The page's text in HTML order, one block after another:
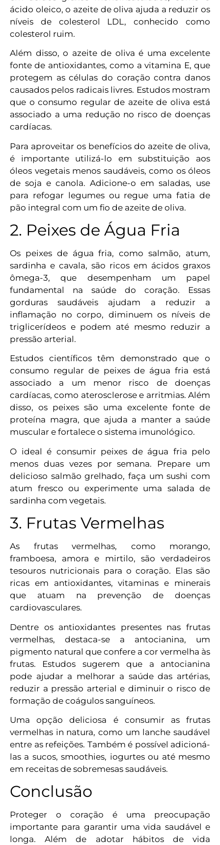
ácido oleico, o azeite de oliva ajuda a reduzir os
níveis de colesterol LDL, conhecido como
colesterol ruim.
Além disso, o azeite de oliva é uma excelente
fonte de antioxidantes, como a vitamina E, que
protegem as células do coração contra danos
causados pelos radicais livres. Estudos mostram
que o consumo regular de azeite de oliva está
associado a uma redução no risco de doenças
cardíacas.
Para aproveitar os benefícios do azeite de oliva,
é importante utilizá-lo em substituição aos
óleos vegetais menos saudáveis, como os óleos
de soja e canola. Adicione-o em saladas, use
para refogar legumes ou regue uma fatia de
pão integral com um fio de azeite de oliva.
2. Peixes de Água Fria
Os peixes de água fria, como salmão, atum,
sardinha e cavala, são ricos em ácidos graxos
ômega-3, que desempenham um papel
fundamental na saúde do coração. Essas
gorduras saudáveis ajudam a reduzir a
inflamação no corpo, diminuem os níveis de
triglicerídeos e podem até mesmo reduzir a
pressão arterial.
Estudos científicos têm demonstrado que o
consumo regular de peixes de água fria está
associado a um menor risco de doenças
cardíacas, como aterosclerose e arritmias. Além
disso, os peixes são uma excelente fonte de
proteína magra, que ajuda a manter a saúde
muscular e fortalece o sistema imunológico.
O ideal é consumir peixes de água fria pelo
menos duas vezes por semana. Prepare um
delicioso salmão grelhado, faça um sushi com
atum fresco ou experimente uma salada de
sardinha com vegetais.
3. Frutas Vermelhas
As frutas vermelhas, como morango,
framboesa, amora e mirtilo, são verdadeiros
tesouros nutricionais para o coração. Elas são
ricas em antioxidantes, vitaminas e minerais
que atuam na prevenção de doenças
cardiovasculares.
Dentre os antioxidantes presentes nas frutas
vermelhas, destaca-se a antocianina, um
pigmento natural que confere a cor vermelha às
frutas. Estudos sugerem que a antocianina
pode ajudar a melhorar a saúde das artérias,
reduzir a pressão arterial e diminuir o risco de
formação de coágulos sanguíneos.
Uma opção deliciosa é consumir as frutas
vermelhas in natura, como um lanche saudável
entre as refeições. Também é possível adicioná-
las a sucos, smoothies, iogurtes ou até mesmo
em receitas de sobremesas saudáveis.
Conclusão
Proteger o coração é uma preocupação
importante para garantir uma vida saudável e
longa. Além de adotar hábitos de vida